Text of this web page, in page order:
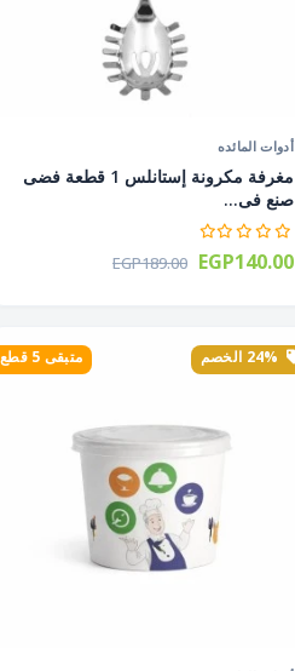
أدوات المائده
مغرفة مكرونة إستانلس 1 قطعة فضى
صنع فى...
EGP189.00 EGP140.00
متبقى 5 قطع